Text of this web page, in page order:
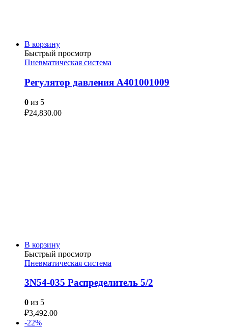
В корзину
Быстрый просмотр
Пневматическая система
Регулятор давления A401001009
0 из 5
₽24,830.00
В корзину
Быстрый просмотр
Пневматическая система
3N54-035 Распределитель 5/2
0 из 5
₽3,492.00
-22%